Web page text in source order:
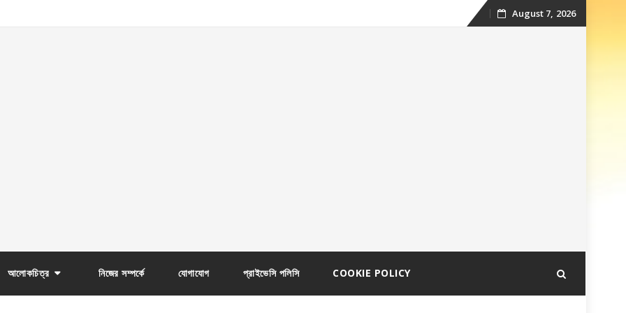
Skip
August 7, 2026
আলোকচিত্র নিজের সম্পর্কে যোগাযোগ প্রাইভেসি পলিসি COOKIE POLICY